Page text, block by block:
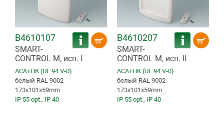
B4610107
SMART-
CONTROL M, исп. I
ACA+ПК (UL 94 V-0)
белый RAL 9002
173x101x59mm
IP 55 opt., IP 40
B4610207
SMART-
CONTROL M, исп. II
ACA+ПК (UL 94 V-0)
белый RAL 9002
173x101x59mm
IP 55 opt., IP 40